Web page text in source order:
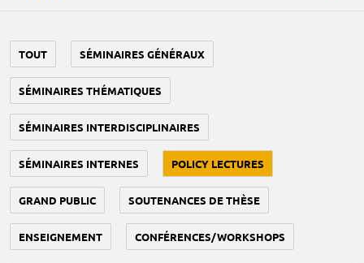
TOUT SÉMINAIRES GÉNÉRAUX
SÉMINAIRES THÉMATIQUES
SÉMINAIRES INTERDISCIPLINAIRES
SÉMINAIRES INTERNES POLICY LECTURES
GRAND PUBLIC SOUTENANCES DE THÈSE
ENSEIGNEMENT CONFÉRENCES/WORKSHOPS